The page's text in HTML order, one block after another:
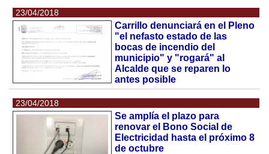
23/04/2018
Carrillo denunciará en el Pleno
"el nefasto estado de las
bocas de incendio del
municipio" y "rogará" al
Alcalde que se reparen lo
antes posible
23/04/2018
Se amplía el plazo para
renovar el Bono Social de
Electricidad hasta el próximo 8
de octubre